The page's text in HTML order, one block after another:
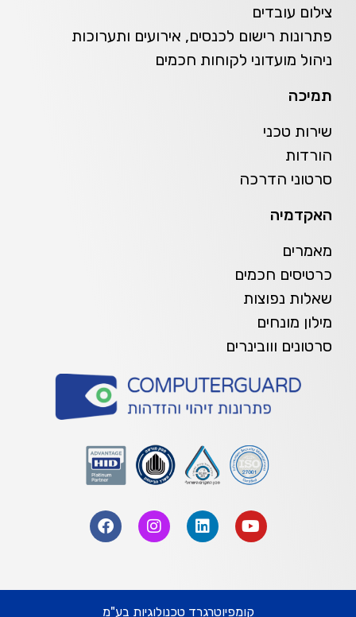
צילום עובדים
פתרונות רישום לכנסים, אירועים ותערוכות
ניהול מועדוני לקוחות חכמים
תמיכה
שירות טכני
הורדות
סרטוני הדרכה
האקדמיה
מאמרים
כרטיסים חכמים
שאלות נפוצות
מילון מונחים
סרטונים ווובינרים
קומפיוטרגרד טכנולוגיות בע"מ